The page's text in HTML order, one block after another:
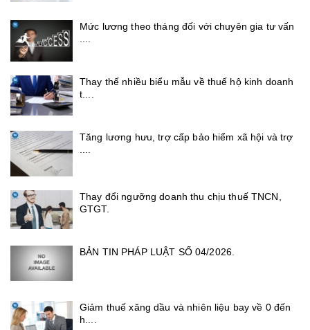
Mức lương theo tháng đối với chuyên gia tư vấn
Thay thế nhiều biểu mẫu về thuế hộ kinh doanh
t....
Tăng lương hưu, trợ cấp bảo hiểm xã hội và trợ
....
Thay đổi ngưỡng doanh thu chịu thuế TNCN,
GTGT.
BẢN TIN PHÁP LUẬT SỐ 04/2026.
Giảm thuế xăng dầu và nhiên liệu bay về 0 đến
h....